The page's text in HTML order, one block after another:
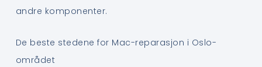
andre komponenter.
De beste stedene for Mac-reparasjon i Oslo-
området